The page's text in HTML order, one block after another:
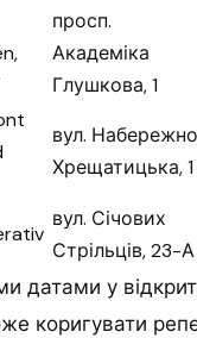
просп.
Академіка
Глушкова, 1
вул.
Хрещатицька, 1
вул. Січових
Стрільців, 23-А
датами у
коригувати